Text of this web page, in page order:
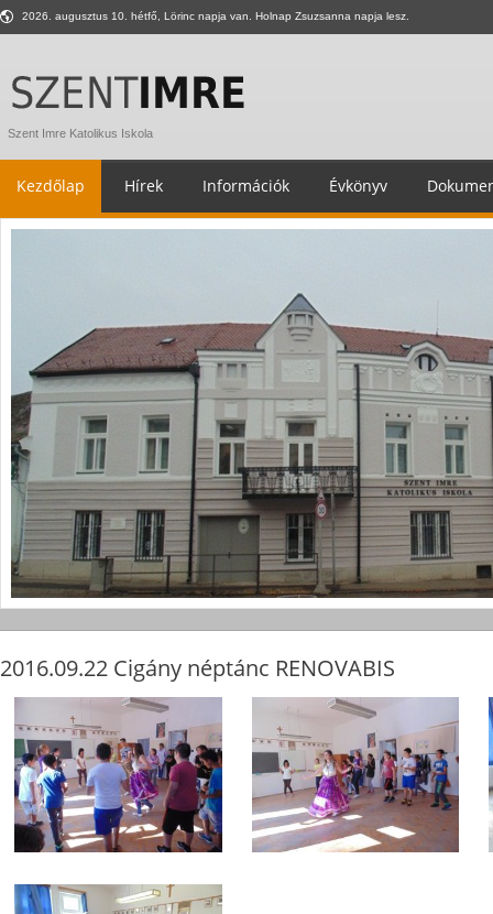
2026. augusztus 10. hétfő, Lörinc napja van. Holnap Zsuzsanna napja lesz.
Szent Imre Katolikus Iskola
Kezdőlap Hírek Információk Évkönyv
2016.09.22 Cigány néptánc RENOVABIS